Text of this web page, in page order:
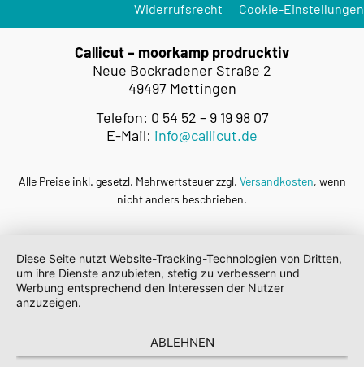
Widerrufsrecht Cookie-Einstellungen
Callicut – moorkamp prodrucktiv
Neue Bockradener Straße 2
49497 Mettingen
Telefon: 0 54 52 – 9 19 98 07
E-Mail: info@callicut.de
Alle Preise inkl. gesetzl. Mehrwertsteuer zzgl. Versandkosten, wenn
nicht anders beschrieben.
Diese Seite nutzt Website-Tracking-Technologien von Dritten,
um ihre Dienste anzubieten, stetig zu verbessern und
Werbung entsprechend den Interessen der Nutzer
anzuzeigen.
ABLEHNEN